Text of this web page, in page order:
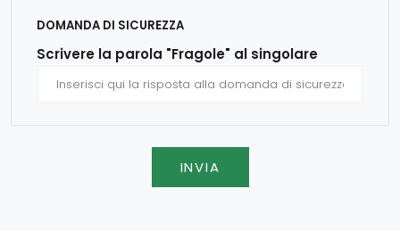
DOMANDA DI SICUREZZA
Scrivere la parola "Fragole" al singolare
INVIA